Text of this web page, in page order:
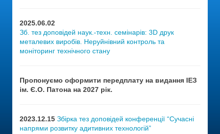
2025.06.02
Зб. тез доповідей наук.-техн. семінарів: 3D друк
металевих виробів. Неруйнівний контроль та
моніторинг технічного стану
Пропонуємо оформити передплату на видання ІЕЗ
ім. Є.О. Патона на 2027 рік.
2023.12.15 Збірка тез доповідей конференції “Сучасні
напрями розвитку адитивних технологій”